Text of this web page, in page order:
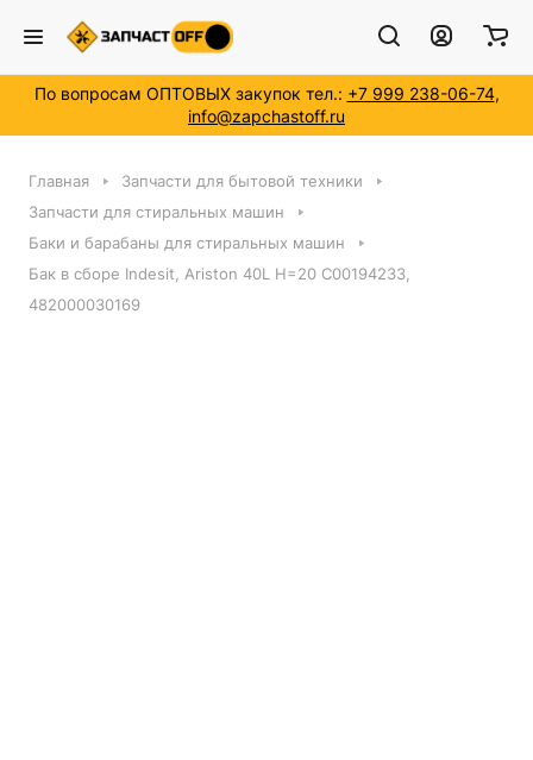
По вопросам ОПТОВЫХ закупок тел.: +7 999 238-06-74,
info@zapchastoff.ru
Главная
Запчасти для бытовой техники
Запчасти для стиральных машин
Баки и барабаны для стиральных машин
Бак в сборе Indesit, Ariston 40L H=20 C00194233,
482000030169